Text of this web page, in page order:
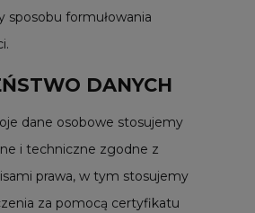
sposobu formułowania
DANYCH
dane osobowe stosujemy
i techniczne zgodne z
prawa, w tym stosujemy
za pomocą certyfikatu